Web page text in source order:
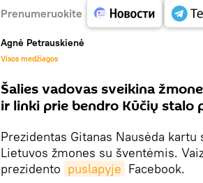
Prenumeruokite
Agnė Petrauskienė
Visos medžiagos
Šalies vadovas sveikina
ir linki prie bendro Kūčių stalo
Prezidentas Gitanas Nausėda
Lietuvos žmones su šventėmis.
prezidento puslapyje Facebook.